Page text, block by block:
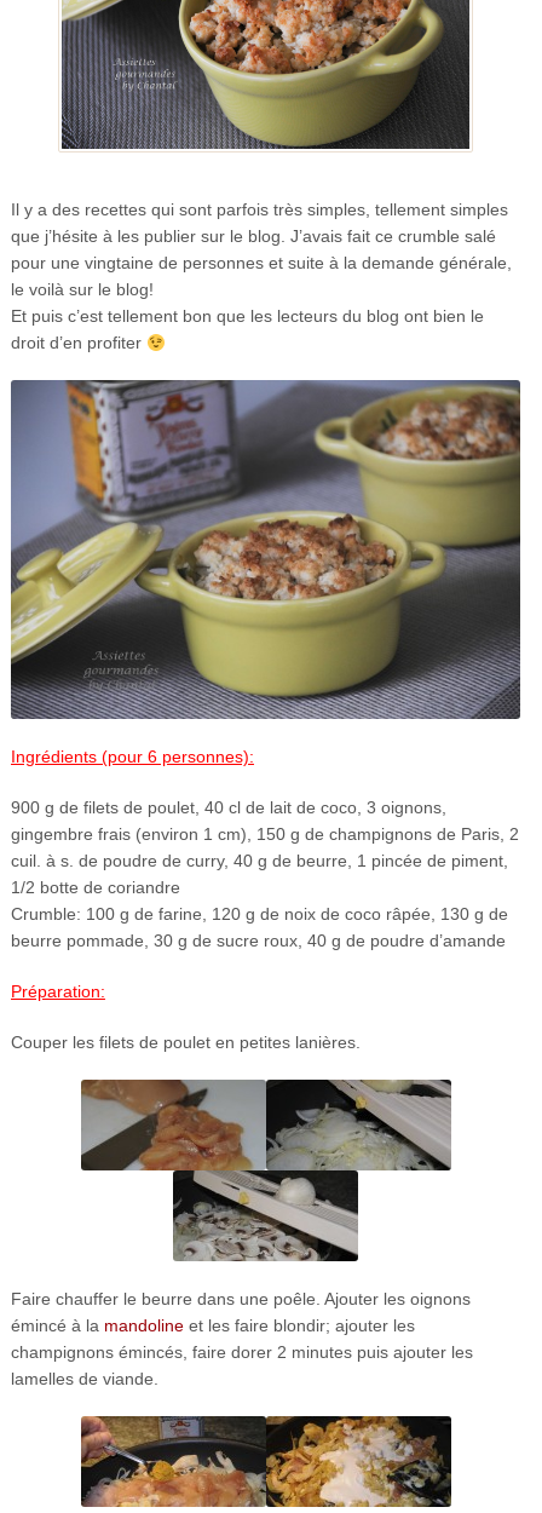
Il y a des recettes qui sont parfois très simples, tellement simples
que j’hésite à les publier sur le blog. J’avais fait ce crumble salé
pour une vingtaine de personnes et suite à la demande générale,
le voilà sur le blog!
Et puis c’est tellement bon que les lecteurs du blog ont bien le
droit d’en profiter
Ingrédients (pour 6 personnes):
900 g de filets de poulet, 40 cl de lait de coco, 3 oignons,
gingembre frais (environ 1 cm), 150 g de champignons de Paris, 2
cuil. à s. de poudre de curry, 40 g de beurre, 1 pincée de piment,
1/2 botte de coriandre
Crumble: 100 g de farine, 120 g de noix de coco râpée, 130 g de
beurre pommade, 30 g de sucre roux, 40 g de poudre d’amande
Préparation:
Couper les filets de poulet en petites lanières.
Faire chauffer le beurre dans une poêle. Ajouter les oignons
émincé à la mandoline et les faire blondir; ajouter les
champignons émincés, faire dorer 2 minutes puis ajouter les
lamelles de viande.